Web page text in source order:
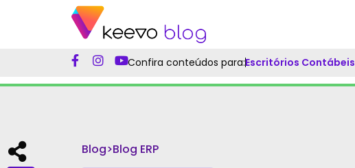
Confira conteúdos para:Escritórios Contábeis
Blog>Blog ERP